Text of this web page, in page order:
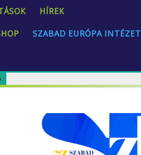
HÍREK
SZABAD EURÓPA INTÉZET